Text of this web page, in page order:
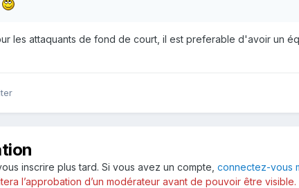
les attaquants de fond de court, il est preferable d'avoir un
inscrire plus tard. Si vous avez un compte, connectez-vous
l’approbation d’un modérateur avant de pouvoir être visible.